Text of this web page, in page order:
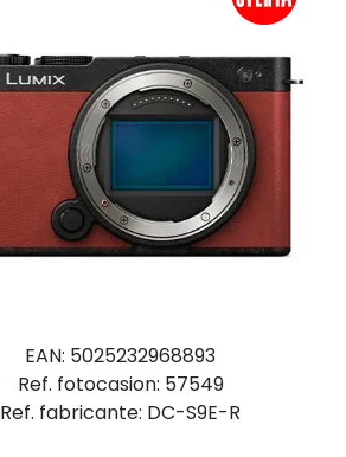
EAN: 5025232968893
Ref. fotocasion: 57549
Ref. fabricante: DC-S9E-R